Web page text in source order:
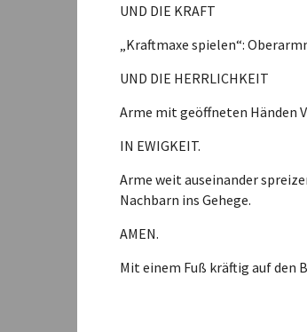
UND DIE KRAFT
„Kraftmaxe spielen“:
UND DIE HERRLICHKEIT
Arme mit geöffneten Händen
IN EWIGKEIT.
Arme weit auseinander
Nachbarn ins Gehege.
AMEN.
Mit einem Fuß kräftig auf den